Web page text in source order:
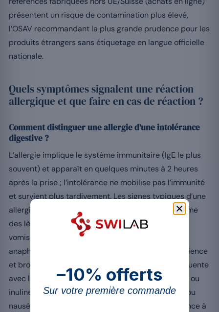
présentent un risque de contamination plus élevé,
l’OSAV recommandant la plus grande prudence pour les
produits étrangers sans étiquetage en langue officielle
nationale.
Quels symptômes signalent une réaction
allergique et que faire en cas de réaction ?
Comment distinguer une allergie d’une intolérance
digestive ?
L’allergie implique le système immunitaire (IgE le plus
souvent) et apparaît en quelques minutes à 2 heures
après la prise ; l’intolérance ne mobilise pas l’immunité
et survient plus tardivement. Les signes typiques d’une
allergie IgE-médiée incluent urticaire, prurit, œdème
des lèvres et de la langue, rhinorrhée, dyspnée,
vomissements et, dans les formes sévères, choc
anaphylactique avec hypotension, perte de conscience
et bronchospasme
. L’intolérance digestive, fréquente
avec les formules à base de magnésium oxyde, fer ou
inuline, se manifeste par ballonnements, diarrhée ou
nausées plusieurs heures après la prise. L’intolérance à
–10% offerts
Sur votre première commande